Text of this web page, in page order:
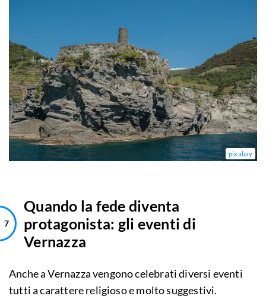
pixabay
Quando la fede diventa
protagonista: gli eventi di
Vernazza
Anche a Vernazza vengono celebrati diversi eventi
tutti a carattere religioso e molto suggestivi.